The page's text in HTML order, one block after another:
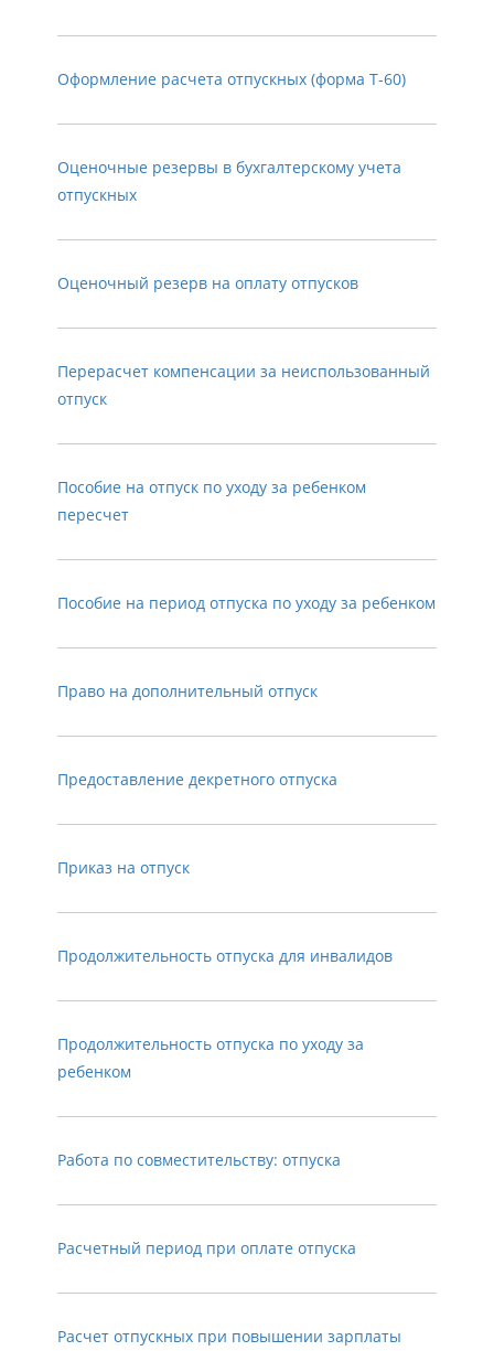
Оформление расчета отпускных (форма Т-60)
Оценочные резервы в бухгалтерскому учета
отпускных
Оценочный резерв на оплату отпусков
Перерасчет компенсации за неиспользованный
отпуск
Пособие на отпуск по уходу за ребенком
пересчет
Пособие на период отпуска по уходу за ребенком
Право на дополнительный отпуск
Предоставление декретного отпуска
Приказ на отпуск
Продолжительность отпуска для инвалидов
Продолжительность отпуска по уходу за
ребенком
Работа по совместительству: отпуска
Расчетный период при оплате отпуска
Расчет отпускных при повышении зарплаты